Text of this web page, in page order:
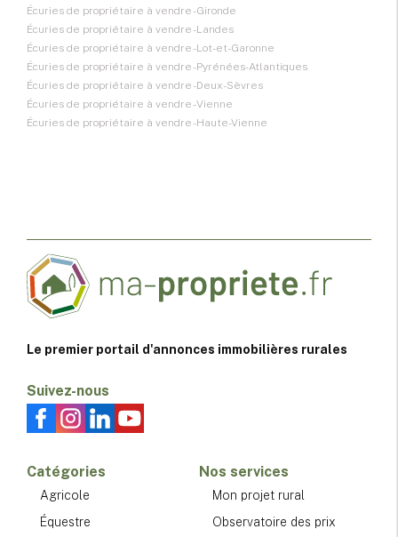
Écuries de propriétaire à vendre - Gironde
Écuries de propriétaire à vendre - Landes
Écuries de propriétaire à vendre - Lot-et-Garonne
Écuries de propriétaire à vendre - Pyrénées-Atlantiques
Écuries de propriétaire à vendre - Deux-Sèvres
Écuries de propriétaire à vendre - Vienne
Écuries de propriétaire à vendre - Haute-Vienne
Le premier portail d'annonces immobilières rurales
Suivez-nous
Catégories
Agricole
Équestre
Nos services
Mon projet rural
Observatoire des prix